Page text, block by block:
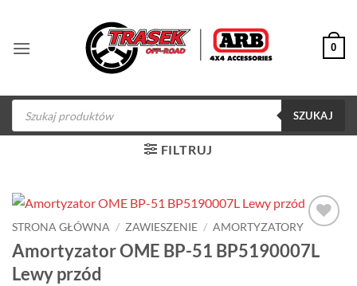
zawartości
0
Wyszukiwarka
produktów
SZUKAJ
FILTRUJ
Dodaj do
obserwowanych
STRONA GŁÓWNA / ZAWIESZENIE / AMORTYZATORY
Amortyzator OME BP-51 BP5190007L
Lewy przód